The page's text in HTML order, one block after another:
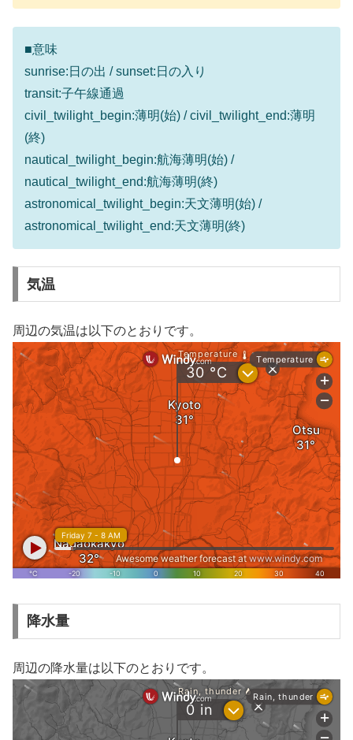
■意味
sunrise:日の出 / sunset:日の入り
transit:子午線通過
civil_twilight_begin:薄明(始) / civil_twilight_end:薄明
(終)
nautical_twilight_begin:航海薄明(始) /
nautical_twilight_end:航海薄明(終)
astronomical_twilight_begin:天文薄明(始) /
astronomical_twilight_end:天文薄明(終)
気温
周辺の気温は以下のとおりです。
降水量
周辺の降水量は以下のとおりです。